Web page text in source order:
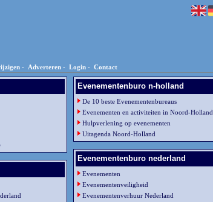
- Adverteren - Login - Contact
Evenementenburo n-holland
De 10 beste Evenementenbureaus
Evenementen en activiteiten in Noord-Holland
Hulpverlening op evenementen
Uitagenda Noord-Holland
Evenementenburo nederland
Evenementen
Evenementenveiligheid
Evenementenverhuur Nederland